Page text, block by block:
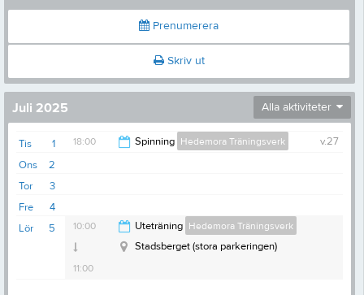
Prenumerera
Skriv ut
Juli 2025 Alla aktiviteter
1
Tis v.27
18:00 Spinning Hedemora Träningsverk
2
Ons
3
Tor
4
Fre
5
Lör 10:00 Uteträning Hedemora Träningsverk
11:00
Stadsberget (stora parkeringen)